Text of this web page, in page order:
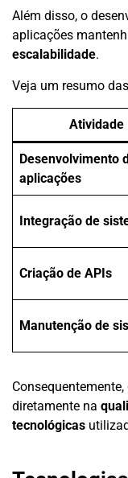
Além disso, o
aplicações
escalabilidade.
Veja um resumo
Atividade
Desenvolvimento
aplicações
Integração de
Criação de APIs
Manutenção de
diretamente na
tecnológicas